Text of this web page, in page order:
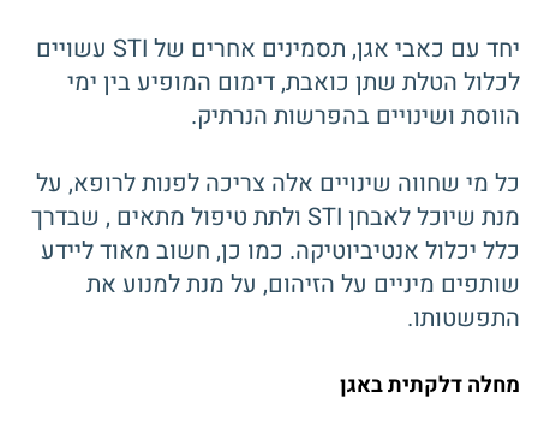
יחד עם כאבי אגן, תסמינים אחרים של STI עשויים
לכלול הטלת שתן כואבת, דימום המופיע בין ימי
הווסת ושינויים בהפרשות הנרתיק.
כל מי שחווה שינויים אלה צריכה לפנות לרופא, על
מנת שיוכל לאבחן STI ולתת טיפול מתאים , שבדרך
כלל יכלול אנטיביוטיקה. כמו כן, חשוב מאוד ליידע
שותפים מיניים על הזיהום, על מנת למנוע את
התפשטותו.
מחלה דלקתית באגן